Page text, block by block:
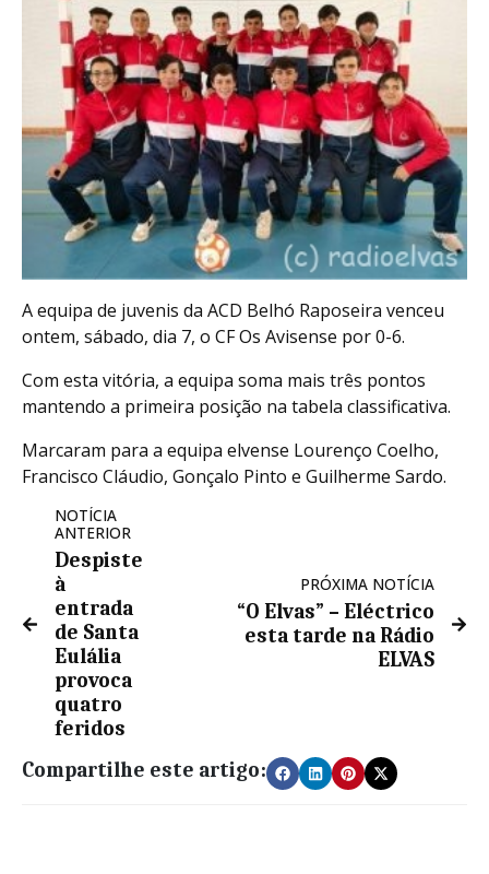
A equipa de juvenis da ACD Belhó Raposeira venceu
ontem, sábado, dia 7, o CF Os Avisense por 0-6.
Com esta vitória, a equipa soma mais três pontos
mantendo a primeira posição na tabela classificativa.
Marcaram para a equipa elvense Lourenço Coelho,
Francisco Cláudio, Gonçalo Pinto e Guilherme Sardo.
NOTÍCIA
ANTERIOR
Despiste
à
entrada
de Santa
Eulália
provoca
quatro
feridos
PRÓXIMA NOTÍCIA
“O Elvas” – Eléctrico
esta tarde na Rádio
ELVAS
Compartilhe este artigo: